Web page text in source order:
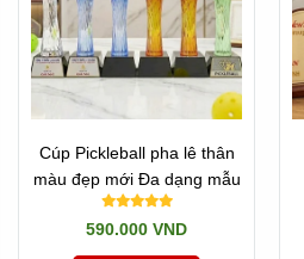
Cúp Pickleball pha lê thân
màu đẹp mới Đa dạng mẫu
590.000 VND